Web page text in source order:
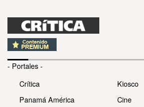
- Portales -
Crítica
Panamá América
Kiosco
Cine